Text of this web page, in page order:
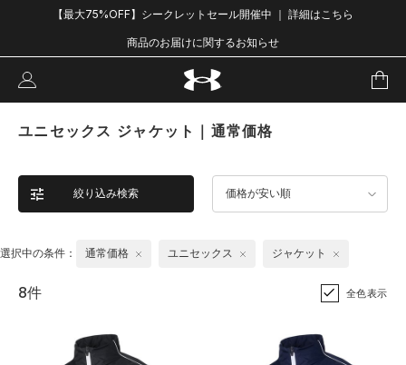
【最大75%OFF】シークレットセール開催中 ｜ 詳細はこちら
商品のお届けに関するお知らせ
ユニセックス ジャケット｜通常価格
絞り込み検索 価格が安い順
選択中の条件： 通常価格 ユニセックス ジャケット
8件 全色表示